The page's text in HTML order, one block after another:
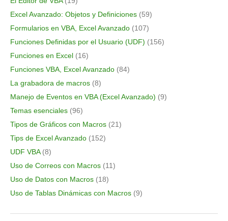
Excel Avanzado: Objetos y Definiciones (59)
Formularios en VBA, Excel Avanzado (107)
Funciones Definidas por el Usuario (UDF) (156)
Funciones en Excel (16)
Funciones VBA, Excel Avanzado (84)
La grabadora de macros (8)
Manejo de Eventos en VBA (Excel Avanzado) (9)
Temas esenciales (96)
Tipos de Gráficos con Macros (21)
Tips de Excel Avanzado (152)
UDF VBA(8)
Uso de Correos con Macros (11)
Uso de Datos con Macros (18)
Uso de Tablas Dinámicas con Macros (9)